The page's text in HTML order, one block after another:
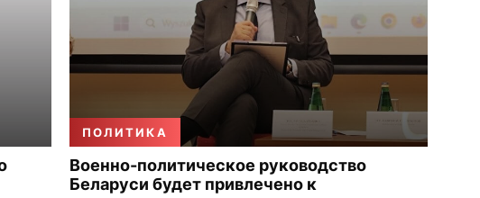
ПОЛИТИКА
Военно-политическое руководство
Беларуси будет привлечено к